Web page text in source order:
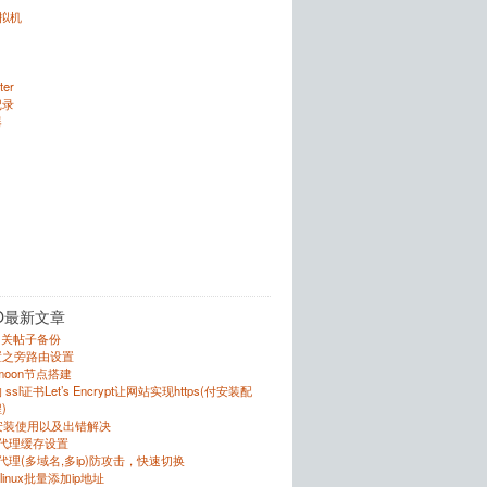
机
新文章
帖子备份
旁路由设置
节点搭建
ssl证书Let’s Encrypt让网站实现https(付安装配
使用以及出错解决
理缓存设置
理(多域名,多ip)防攻击，快速切换
批量添加ip地址